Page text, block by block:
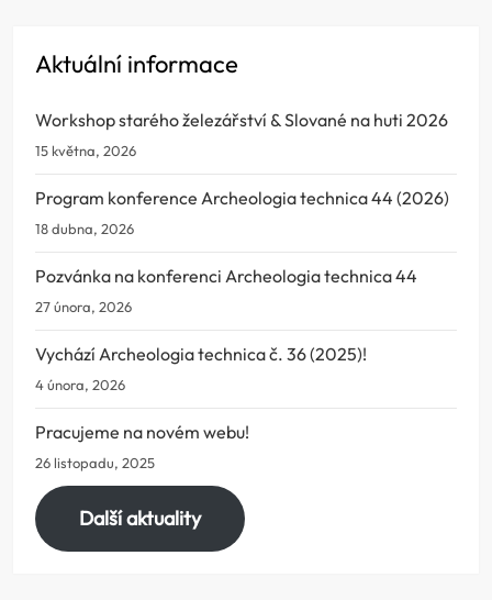
Aktuální informace
Workshop starého železářství & Slované na huti 2026
15 května, 2026
Program konference Archeologia technica 44 (2026)
18 dubna, 2026
Pozvánka na konferenci Archeologia technica 44
27 února, 2026
Vychází Archeologia technica č. 36 (2025)!
4 února, 2026
Pracujeme na novém webu!
26 listopadu, 2025
Další aktuality